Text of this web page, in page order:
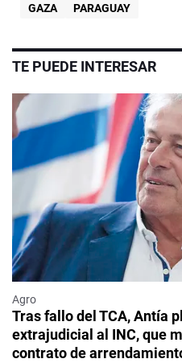
GAZA
PARAGUAY
TE PUEDE INTERESAR
Agro
Tras fallo del TCA, Antía
extrajudicial al INC, que
contrato de